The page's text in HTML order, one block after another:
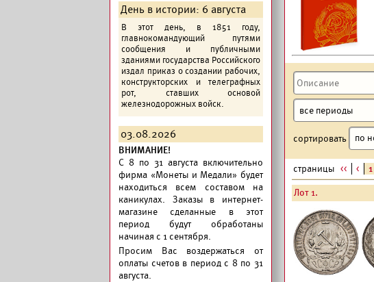
День в истории: 6 августа
В этот день, в 1851 году,
главнокомандующий путями
сообщения и публичными
зданиями государства Российского
издал приказ о создании рабочих,
конструкторских и телеграфных
рот, ставших основой
железнодорожных войск.
03.08.2026
ВНИМАНИЕ!
C 8 по 31 августа включительно
фирма «Монеты и Медали» будет
находиться всем составом на
каникулах. Заказы в интернет-
магазине сделанные в этот
период будут обработаны
начиная с 1 сентября.
Просим Вас воздержаться от
оплаты счетов в период с 8 по 31
августа.
сортировать
страницы << < 1
Лот 1.